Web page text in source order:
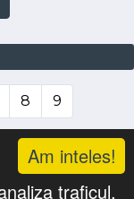
Am inteles!
traficul.
8 9